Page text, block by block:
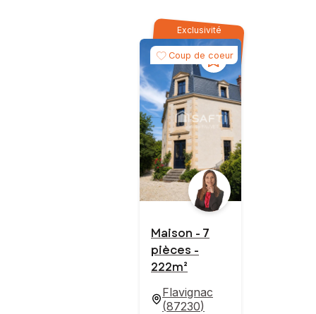
Exclusivité
Coup de coeur
Maison - 7
pièces -
222m²
Flavignac
(87230)